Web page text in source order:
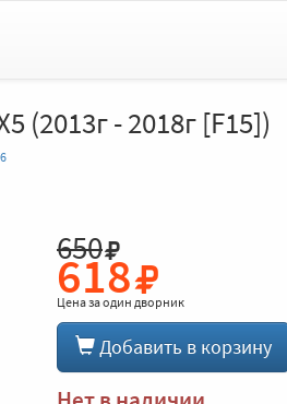
(2013г - 2018г [F15])
Вперед650
618
Цена заодин дворник
Добавить в корзину